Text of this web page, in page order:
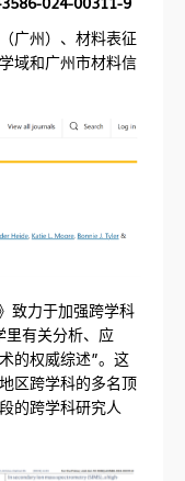
广州）、材料表征
域和广州市材料信
致力于加强跨学科
里有关分析、应
的权威综述”。这
区跨学科的多名顶
的跨学科研究人